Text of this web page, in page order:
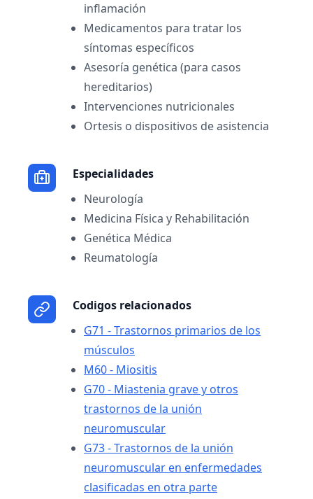
inflamación
Medicamentos para tratar los
síntomas específicos
Asesoría genética (para casos
hereditarios)
Intervenciones nutricionales
Ortesis o dispositivos de asistencia
Especialidades
Neurología
Medicina Física y Rehabilitación
Genética Médica
Reumatología
Codigos relacionados
G71 - Trastornos primarios de los
músculos
M60 - Miositis
G70 - Miastenia grave y otros
trastornos de la unión
neuromuscular
G73 - Trastornos de la unión
neuromuscular en enfermedades
clasificadas en otra parte